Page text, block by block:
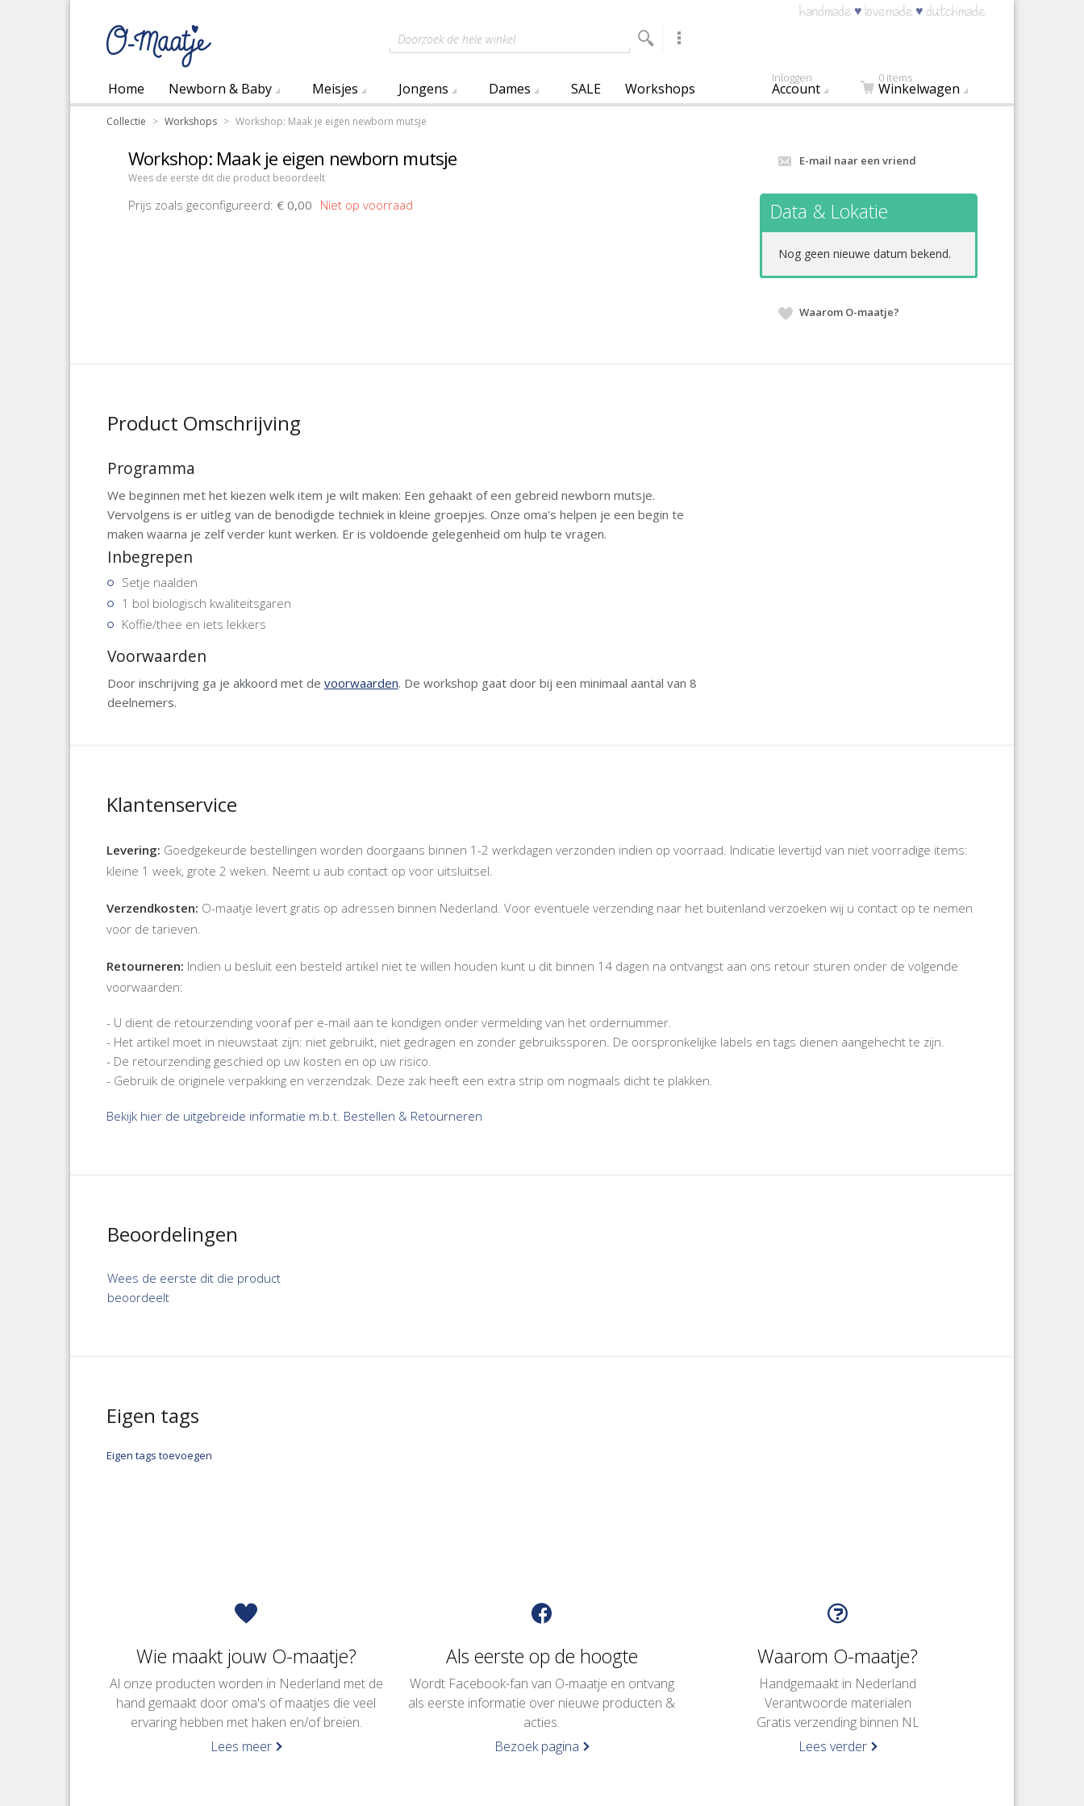
handmade ♥ lovemade ♥dutchmade
Doorzoek de hele winkel
Inloggen
Account
0 items
Winkelwagen
Home Newborn & Baby Meisjes Jongens Dames SALE Workshops
Collectie > Workshops > Workshop: Maak je eigen newborn mutsje
Workshop: Maak je eigen newborn mutsje
Wees de eerste dit die product beoordeelt
Prijs zoals geconfigureerd: € 0,00
E-mail naar een vriend
Data & Lokatie
Nog geen nieuwe datum bekend.
Waarom O-maatje?
Product Omschrijving
Programma
We beginnen met het kiezen welk item je wilt maken: Een gehaakt of een gebreid newborn mutsje.
Vervolgens is er uitleg van de benodigde techniek in kleine groepjes. Onze oma's helpen je een begin te
maken waarna je zelf verder kunt werken. Er is voldoende gelegenheid om hulp te vragen.
Inbegrepen
Setje naalden
1 bol biologisch kwaliteitsgaren
Koffie/thee en iets lekkers
Voorwaarden
Door inschrijving ga je akkoord met de voorwaarden. De workshop gaat door bij een minimaal aantal van 8
deelnemers.
Klantenservice
Levering: Goedgekeurde bestellingen worden doorgaans binnen 1-2 werkdagen verzonden indien op voorraad. Indicatie levertijd van niet voorradige items:
kleine 1 week, grote 2 weken. Neemt u aub contact op voor uitsluitsel.
Verzendkosten: O-maatje levert gratis op adressen binnen Nederland. Voor eventuele verzending naar het buitenland verzoeken wij u contact op te nemen
voor de tarieven.
Retourneren: Indien u besluit een besteld artikel niet te willen houden kunt u dit binnen 14 dagen na ontvangst aan ons retour sturen onder de volgende
voorwaarden:
- U dient de retourzending vooraf per e-mail aan te kondigen onder vermelding van het ordernummer.
- Het artikel moet in nieuwstaat zijn: niet gebruikt, niet gedragen en zonder gebruikssporen. De oorspronkelijke labels en tags dienen aangehecht te zijn.
- De retourzending geschied op uw kosten en op uw risico.
- Gebruik de originele verpakking en verzendzak. Deze zak heeft een extra strip om nogmaals dicht te plakken.
Bekijk hier de uitgebreide informatie m.b.t. Bestellen & Retourneren
Beoordelingen
Wees de eerste dit die product
beoordeelt
Eigen tags
Eigen tags toevoegen
Wie maakt jouw O-maatje?
Al onze producten worden in Nederland met de
hand gemaakt door oma's of maatjes die veel
ervaring hebben met haken en/of breien.
Lees meer
Als eerste op de hoogte
Wordt Facebook-fan van O-maatje en ontvang
als eerste informatie over nieuwe producten &
acties.
Bezoek pagina
Waarom O-maatje?
Handgemaakt in Nederland
Verantwoorde materialen
Gratis verzending binnen NL
Lees verder